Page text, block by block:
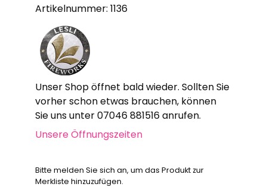
Artikelnummer: 1136
Unser Shop öffnet bald wieder. Sollten Sie
vorher schon etwas brauchen, können
Sie uns unter 07046 881516 anrufen.
Unsere Öffnungszeiten
Bitte melden Sie sich an, um das Produkt zur
Merkliste hinzuzufügen.